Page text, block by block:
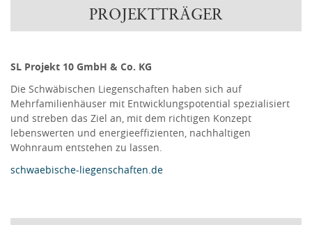
PROJEKTTRÄGER
SL Projekt 10 GmbH & Co. KG
Die Schwäbischen Liegenschaften haben sich auf
Mehrfamilienhäuser mit Entwicklungspotential spezialisiert
und streben das Ziel an, mit dem richtigen Konzept
lebenswerten und energieeffizienten, nachhaltigen
Wohnraum entstehen zu lassen.
schwaebische-liegenschaften.de